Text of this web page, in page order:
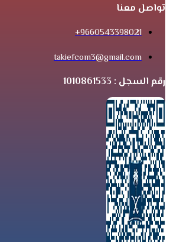
تواصل معنا
9660543398021+
takiefcom3@gmail.com
رقم السجل : 1010861533